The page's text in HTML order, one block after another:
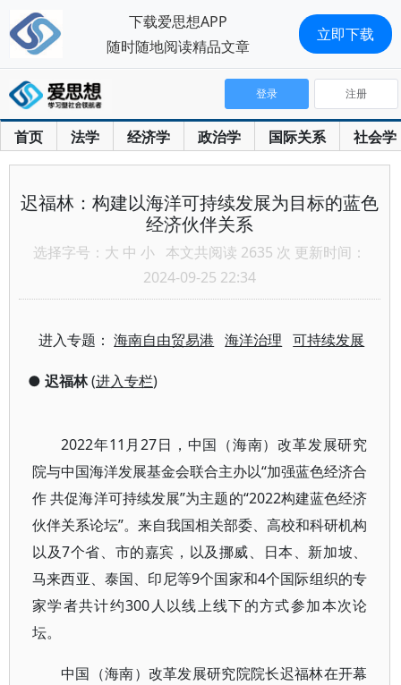
首页 法学 经济学 政治学 国际关系 社会学
登录 注册
迟福林：构建以海洋可持续发展为目标的蓝色
经济伙伴关系
选择字号： 大 中 小 本文共阅读 2635 次 更新时间：
2024-09-25 22:34
进入专题：海南自由贸易港 海洋治理 可持续发展
● 迟福林(进入专栏)
2022年11月27日，中国（海南）改革发展研究
院与中国海洋发展基金会联合主办以“加强蓝色经济合
作 共促海洋可持续发展”为主题的“2022构建蓝色经济
伙伴关系论坛”。来自我国相关部委、高校和科研机构
以及7个省、市的嘉宾，以及挪威、日本、新加坡、
马来西亚、泰国、印尼等9个国家和4个国际组织的专
家学者共计约300人以线上线下的方式参加本次论
坛。
中国（海南）改革发展研究院院长迟福林在开幕
下载爱思想APP
随时随地阅读精品文章
立即下载